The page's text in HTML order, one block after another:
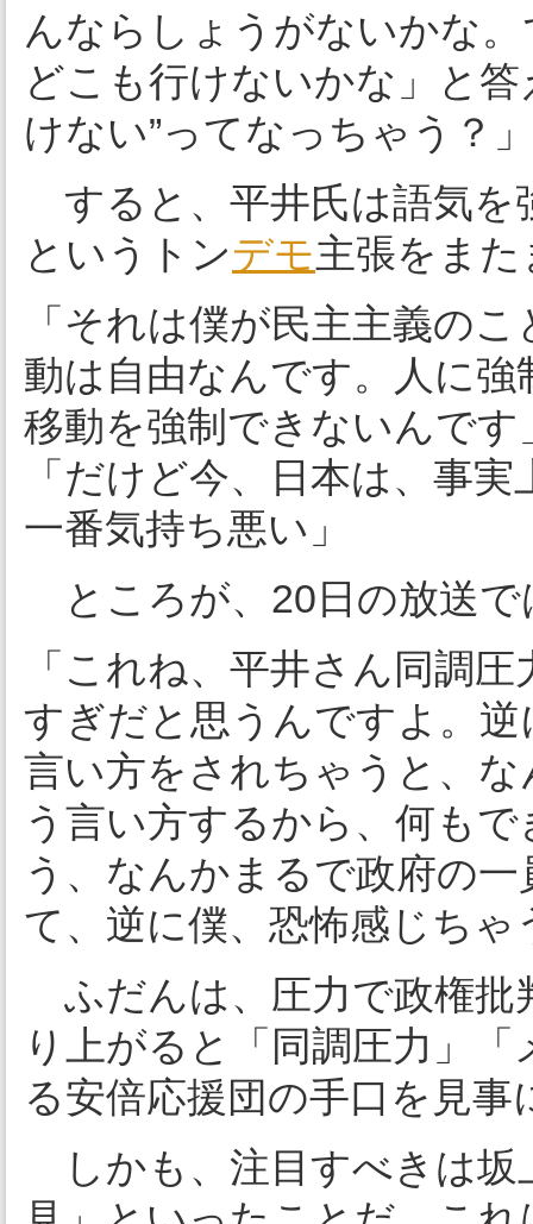
んならしょうがないかな
どこも行けないかな」と
けない”ってなっちゃう？
すると、平井氏は語気を
というトンデモ主張をま
「それは僕が民主主義の
動は自由なんです。人に
移動を強制できないんです
「だけど今、日本は、事
一番気持ち悪い」
ところが、20日の放送で
「これね、平井さん同調
すぎだと思うんですよ。
言い方をされちゃうと、
う言い方するから、何も
う、なんかまるで政府の
て、逆に僕、恐怖感じちゃ
ふだんは、圧力で政権批
り上がると「同調圧力」
る安倍応援団の手口を見
しかも、注目すべきは坂